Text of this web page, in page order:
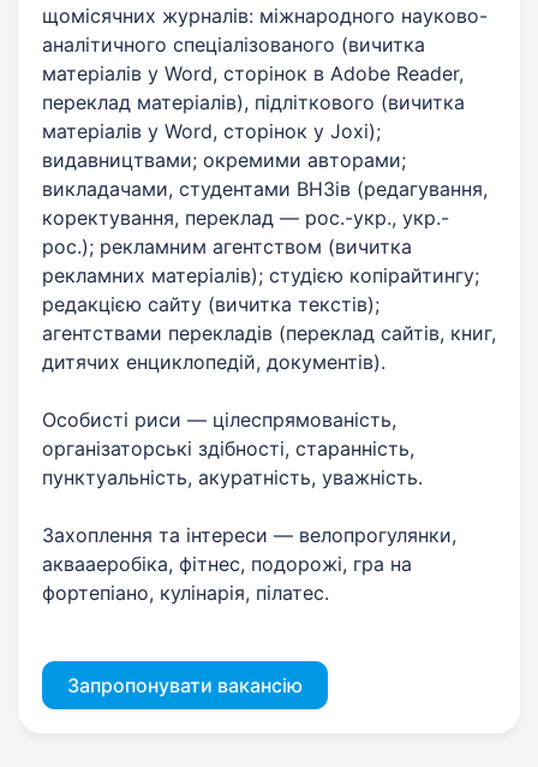
щомісячних журналів: міжнародного науково-
аналітичного спеціалізованого (вичитка
матеріалів у Word, сторінок в Adobe Reader,
переклад матеріалів), підліткового (вичитка
матеріалів у Word, сторінок у Joxi);
видавництвами; окремими авторами;
викладачами, студентами ВНЗів (редагування,
коректування, переклад — рос.-укр., укр.-
рос.); рекламним агентством (вичитка
рекламних матеріалів); студією копірайтингу;
редакцією сайту (вичитка текстів);
агентствами перекладів (переклад сайтів, книг,
дитячих енциклопедій, документів).
Особисті риси — цілеспрямованість,
організаторські здібності, старанність,
пунктуальність, акуратність, уважність.
Захоплення та інтереси — велопрогулянки,
аквааеробіка, фітнес, подорожі, гра на
фортепіано, кулінарія, пілатес.
Запропонувати вакансію